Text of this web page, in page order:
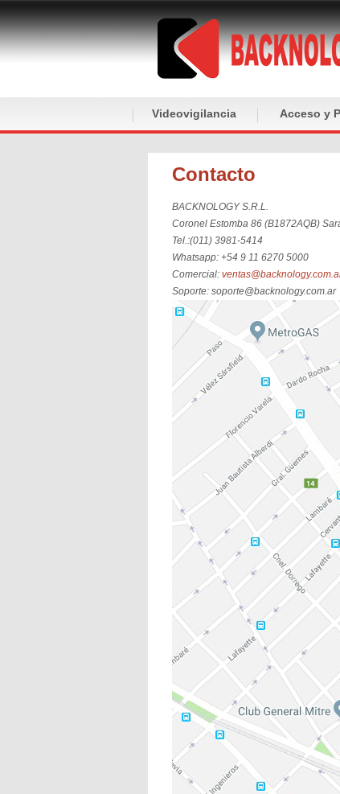
Videovigilancia Acceso y
Contacto
BACKNOLOGY S.R.L.
Coronel Estomba 86 (B1872AQB)
Tel.:(011) 3981-5414
Whatsapp: +54 9 11 6270 5000
Comercial:
Soporte: soporte@backnology.com.ar